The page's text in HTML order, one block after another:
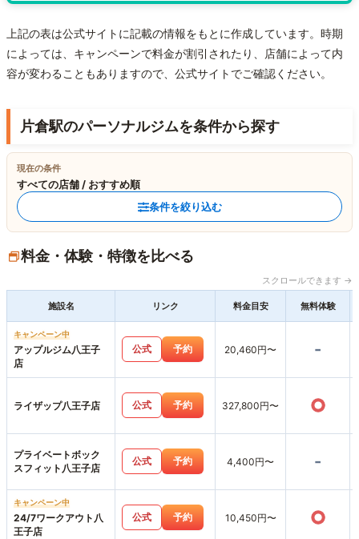
上記の表は公式サイトに記載の情報をもとに作成しています。時期
によっては、キャンペーンで料金が割引されたり、店舗によって内
容が変わることもありますので、公式サイトでご確認ください。
片倉駅のパーソナルジムを条件から探す
現在の条件
すべての店舗 / おすすめ順
条件を絞り込む
料金・体験・特徴を比べる
スクロールできます →
施設名 リンク 料金目安 無料体験
キャンペーン中
アップルジム八王子
店
公式 予約 20,460円〜 -
ライザップ八王子店 公式 予約 327,800円〜 ○
プライベートボック
スフィット八王子店
公式 予約 4,400円〜 -
キャンペーン中
24/7ワークアウト八
王子店
公式 予約 10,450円〜 ○